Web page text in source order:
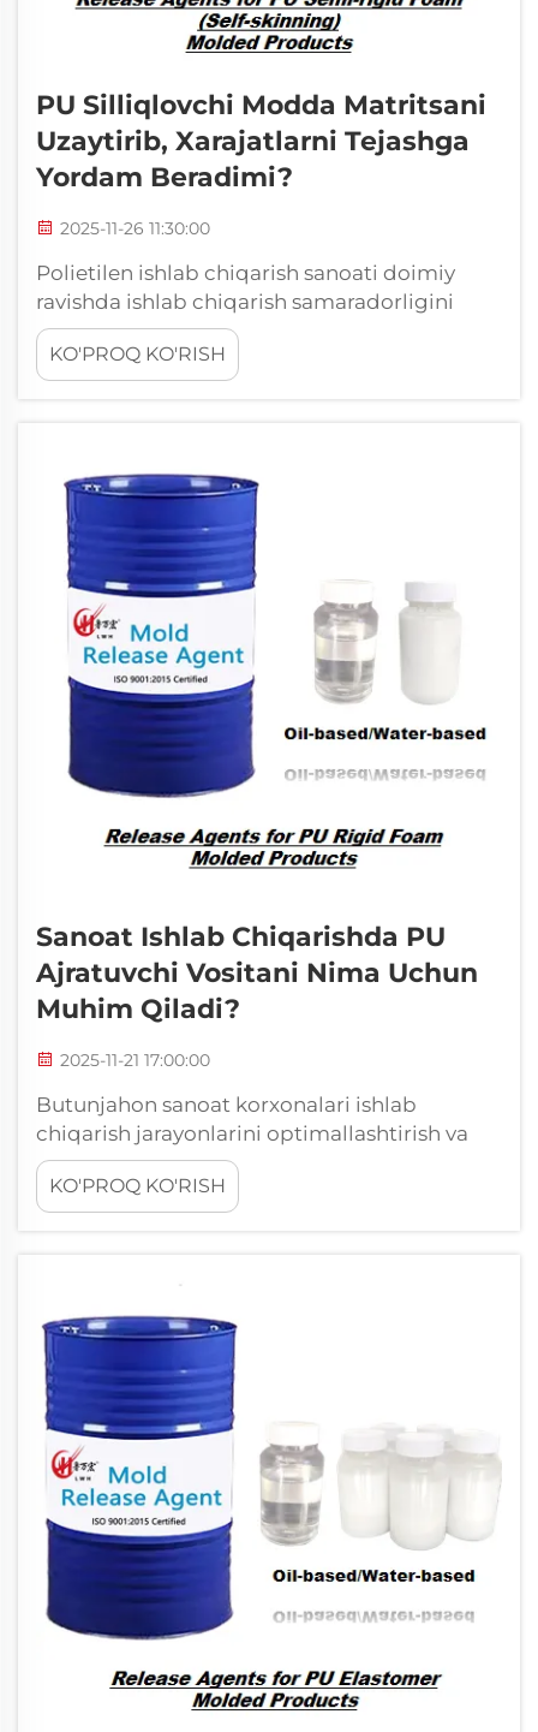
PU Silliqlovchi Modda Matritsani
Uzaytirib, Xarajatlarni Tejashga
Yordam Beradimi?
2025-11-26 11:30:00
Polietilen ishlab chiqarish sanoati doimiy
ravishda ishlab chiqarish samaradorligini
optimallashtirish hamda mahsulot sifatini
saqlash bosimida turadi. Operatsion
xarajatlarga hamda ishlab chiqarishdagi
KO'PROQ KO'RISH
Sanoat Ishlab Chiqarishda PU
Ajratuvchi Vositani Nima Uchun
Muhim Qiladi?
2025-11-21 17:00:00
Butunjahon sanoat korxonalari ishlab
chiqarish jarayonlarini optimallashtirish va
barqaror mahsulot sifatini ta'minlash uchun
ixtisoslashtirilgan kimyoviy yechimlarga katta
tayanadi. Ushbu muhim komponentlardan
KO'PROQ KO'RISH